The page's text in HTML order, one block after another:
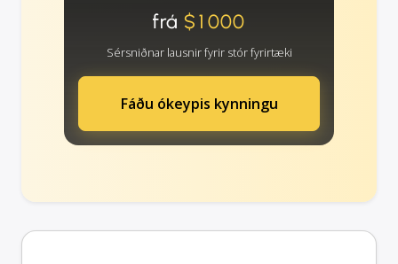
frá $1000
Sérsniðnar lausnir fyrir stór fyrirtæki
Fáðu ókeypis kynningu